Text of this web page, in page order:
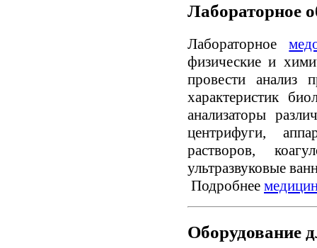
Лабораторное
Лабораторное
физические и
провести анализ
характеристик
анализаторы
центрифуги,
растворов,
ультразвуковые
Подробнее
Оборудование